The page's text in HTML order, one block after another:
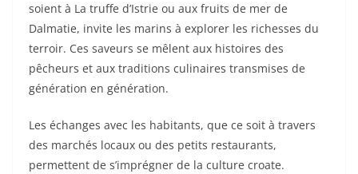
soient à La truffe d’Istrie ou aux fruits de mer de
Dalmatie, invite les marins à explorer les richesses du
terroir. Ces saveurs se mêlent aux histoires des
pêcheurs et aux traditions culinaires transmises de
génération en génération.
Les échanges avec les habitants, que ce soit à travers
des marchés locaux ou des petits restaurants,
permettent de s’imprégner de la culture croate.